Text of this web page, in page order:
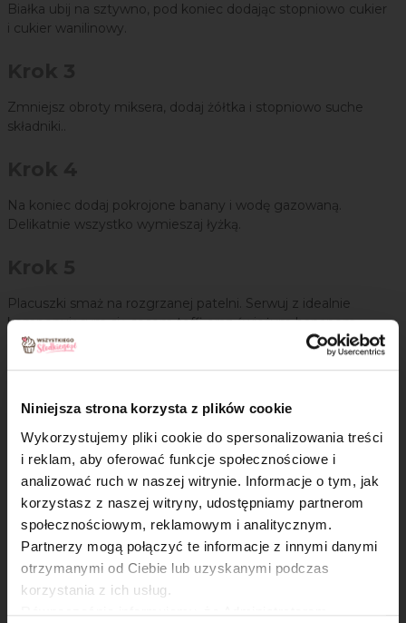
Niniejsza strona korzysta z plików cookie
Wykorzystujemy pliki cookie do spersonalizowania treści
i reklam, aby oferować funkcje społecznościowe i
analizować ruch w naszej witrynie. Informacje o tym, jak
korzystasz z naszej witryny, udostępniamy partnerom
społecznościowym, reklamowym i analitycznym.
Partnerzy mogą połączyć te informacje z innymi danymi
otrzymanymi od Ciebie lub uzyskanymi podczas
korzystania z ich usług.
Białka ubij na sztywno, pod koniec dodając stopniowo cukier
i cukier wanilinowy.
Zmniejsz obroty miksera, dodaj żółtka i stopniowo suche
składniki..
Na koniec dodaj pokrojone banany i wodę gazowaną.
Delikatnie wszystko wymieszaj łyżką.
Placuszki smaż na rozgrzanej patelni. Serwuj z idealnie
komponującym się sosem toffi oraz świeżym bananem.
Oceń przepis!
×